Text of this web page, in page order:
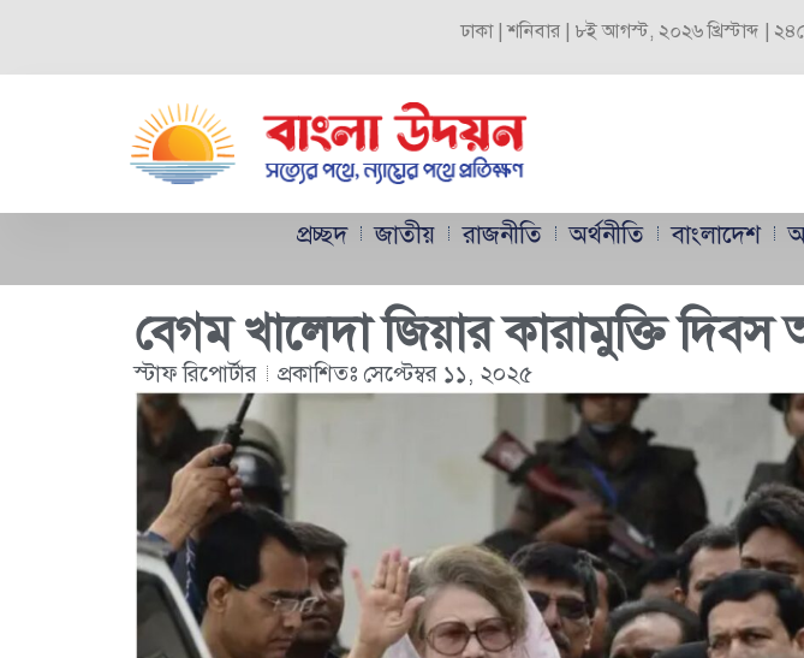
ঢাকা | শনিবার | ৮ই আগস্ট, ২০২৬ খ্রিস্টাব্দ |
প্রচ্ছদ জাতীয় রাজনীতি অর্থনীতি বাংলাদেশ
বেগম খালেদা জিয়ার কারামুক্তি
স্টাফ রিপোর্টার প্রকাশিতঃ সেপ্টেম্বর ১১, ২০২৫